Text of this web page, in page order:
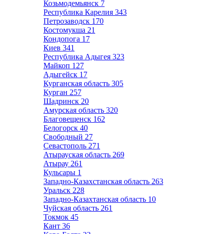
Козьмодемьянск 7
Республика Карелия 343
Петрозаводск 170
Костомукша 21
Кондопога 17
Киев 341
Республика Адыгея 323
Майкоп 127
Адыгейск 17
Курганская область 305
Курган 257
Шадринск 20
Амурская область 320
Благовещенск 162
Белогорск 40
Свободный 27
Севастополь 271
Атырауская область 269
Атырау 261
Кульсары 1
Западно-Казахстанская область 263
Уральск 228
Западно-Казахтанская область 10
Чуйская область 261
Токмок 45
Кант 36